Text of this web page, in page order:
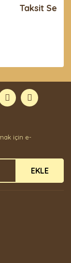
Taksit
için e-
EKLE